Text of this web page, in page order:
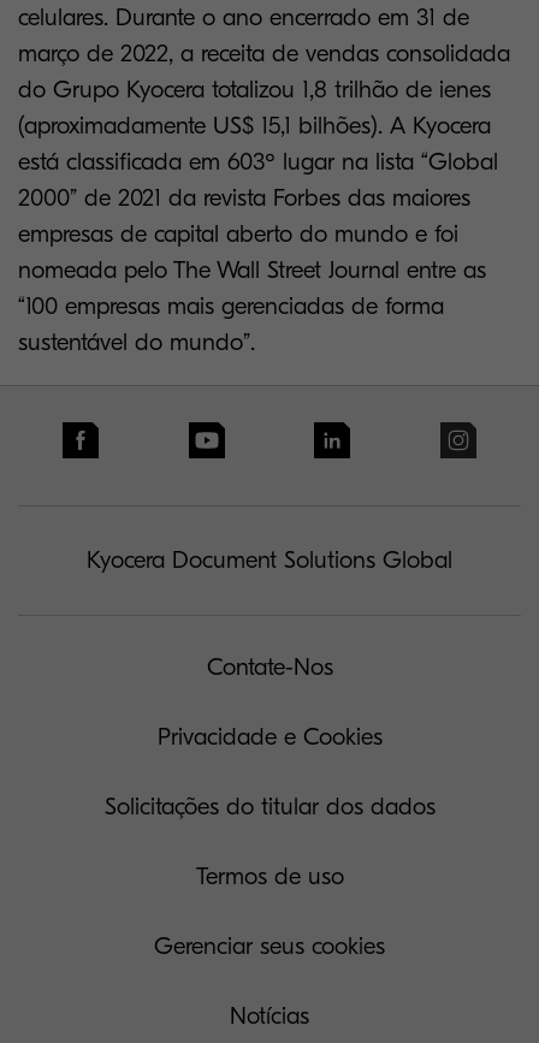
celulares. Durante o ano encerrado em 31 de
março de 2022, a receita de vendas consolidada
do Grupo Kyocera totalizou 1,8 trilhão de ienes
(aproximadamente US$ 15,1 bilhões). A Kyocera
está classificada em 603º lugar na lista “Global
2000” de 2021 da revista Forbes das maiores
empresas de capital aberto do mundo e foi
nomeada pelo The Wall Street Journal entre as
“100 empresas mais gerenciadas de forma
sustentável do mundo”.
Kyocera Document Solutions Global
Contate-Nos
Privacidade e Cookies
Solicitações do titular dos dados
Termos de uso
Gerenciar seus cookies
Notícias